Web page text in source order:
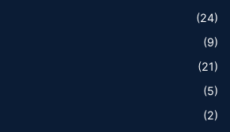
(24)
(9)
(21)
(5)
(2)